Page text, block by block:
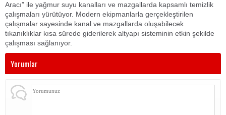
Aracı” ile yağmur suyu kanalları ve mazgallarda kapsamlı temizlik
çalışmaları yürütüyor. Modern ekipmanlarla gerçekleştirilen
çalışmalar sayesinde kanal ve mazgallarda oluşabilecek
tıkanıklıklar kısa sürede giderilerek altyapı sisteminin etkin şekilde
çalışması sağlanıyor.
Yorumlar